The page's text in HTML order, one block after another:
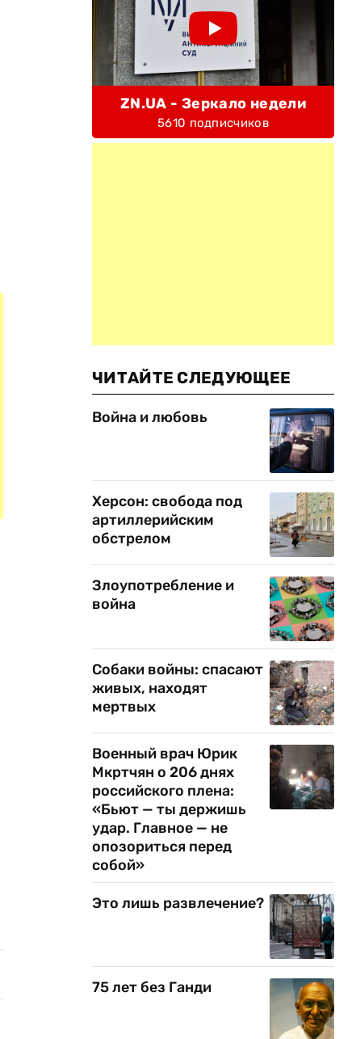
ZN.UA - Зеркало недели
5610 подписчиков
ЧИТАЙТЕ СЛЕДУЮЩЕЕ
Война и любовь
Херсон: свобода под
артиллерийским
обстрелом
Злоупотребление и
война
Собаки войны: спасают
живых, находят
мертвых
Военный врач Юрик
Мкртчян о 206 днях
российского плена:
«Бьют — ты держишь
удар. Главное — не
опозориться перед
собой»
Это лишь развлечение?
75 лет без Ганди